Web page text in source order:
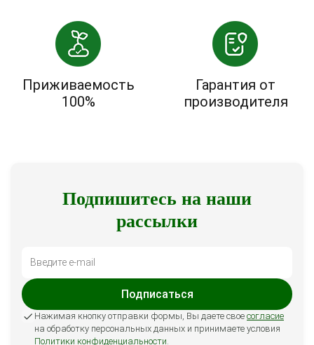
Приживаемость
100%
Гарантия от
производителя
Подпишитесь на наши
рассылки
Подписаться
Нажимая кнопку отправки формы, Вы даете свое согласие
на обработку персональных данных и принимаете условия
Политики конфиденциальности.